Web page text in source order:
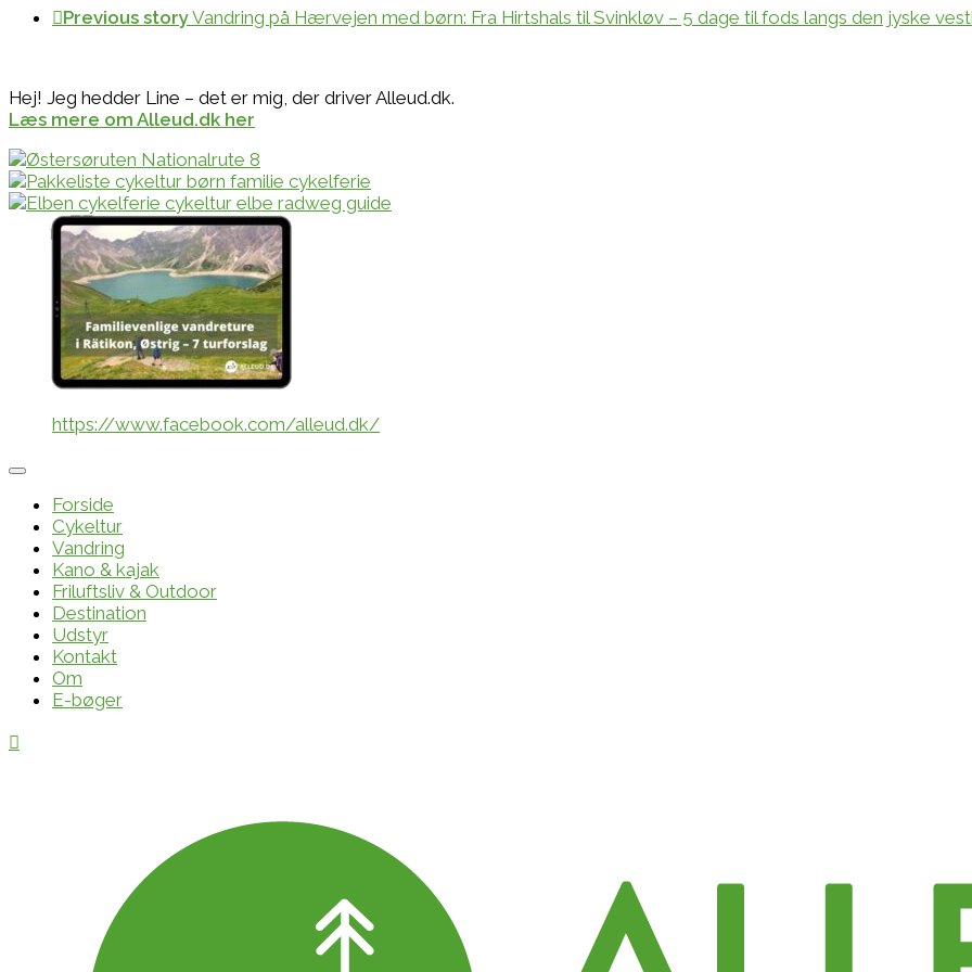
Previous storyVandring på Hærvejen med børn: Fra Hirtshals til Svinkløv – 5 dage til fods langs den jyske
Hej! Jeg hedder Line – det er mig, der driver Alleud.dk.
Læs mere om Alleud.dk her
https://www.facebook.com/alleud.dk/
Forside
Cykeltur
Vandring
Kano & kajak
Friluftsliv & Outdoor
Destination
Udstyr
Kontakt
Om
E-bøger